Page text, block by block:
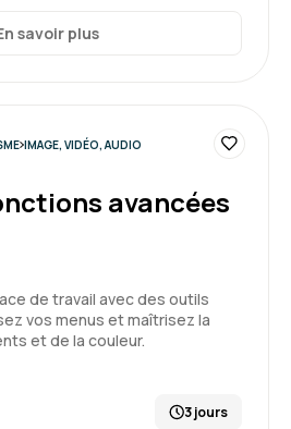
savoir plus
IMAGE, VIDÉO, AUDIO
avancées
de travail avec des outils
vos menus et maîtrisez la
et de la couleur.
3 jours